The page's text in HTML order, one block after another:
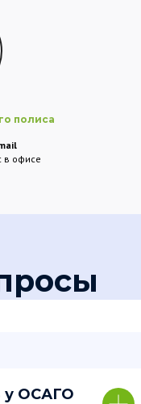
полиса
в офисе
у ОСАГО